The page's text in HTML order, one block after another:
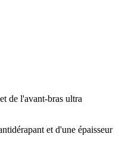
de l'avant-bras ultra
et d'une épaisseur